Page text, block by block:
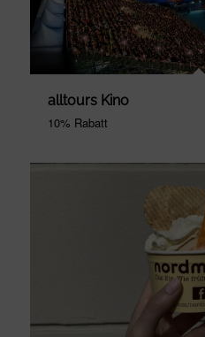
alltours Kino
10% Rabatt